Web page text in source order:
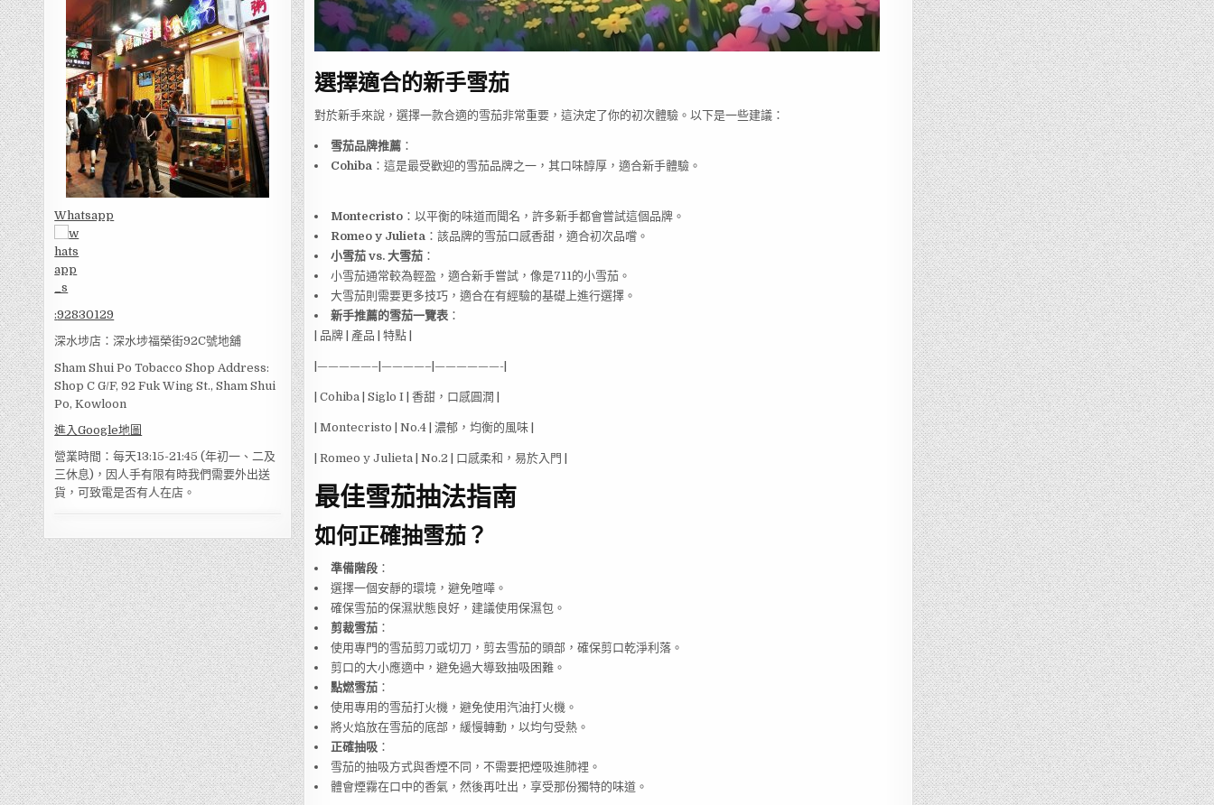
Whatsapp
:92830129
深水埗店：深水埗福榮街92C號地舖
Sham Shui Po Tobacco Shop Address:
Shop C G/F, 92 Fuk Wing St., Sham Shui
Po, Kowloon
進入Google地圖
營業時間：每天13:15-21:45 (年初一、二及
三休息)，因人手有限有時我們需要外出送
貨，可致電是否有人在店。
選擇適合的新手雪茄
對於新手來說，選擇一款合適的雪茄非常重要，這決定了你的初次體驗。以下是一些建議：
雪茄品牌推薦：
Cohiba ：這是最受歡迎的雪茄品牌之一，其口味醇厚，適合新手體驗。
Montecristo：以平衡的味道而聞名，許多新手都會嘗試這個品牌。
Romeo y Julieta ：該品牌的雪茄口感香甜，適合初次品嚐。
小雪茄 vs. 大雪茄：
小雪茄通常較為輕盈，適合新手嘗試，像是711的小雪茄。
大雪茄則需要更多技巧，適合在有經驗的基礎上進行選擇。
新手推薦的雪茄一覽表：
| 品牌 | 產品 | 特點 |
|—————–|————–|——————-|
| Cohiba | Siglo I | 香甜，口感圓潤 |
| Montecristo | No.4 | 濃郁，均衡的風味 |
| Romeo y Julieta | No.2 | 口感柔和，易於入門 |
最佳雪茄抽法指南
如何正確抽雪茄？
準備階段：
選擇一個安靜的環境，避免喧嘩。
確保雪茄的保濕狀態良好，建議使用保濕包。
剪裁雪茄：
使用專門的雪茄剪刀或切刀，剪去雪茄的頭部，確保剪口乾淨利落。
剪口的大小應適中，避免過大導致抽吸困難。
點燃雪茄：
使用專用的雪茄打火機，避免使用汽油打火機。
將火焰放在雪茄的底部，緩慢轉動，以均勻受熱。
正確抽吸：
雪茄的抽吸方式與香煙不同，不需要把煙吸進肺裡。
體會煙霧在口中的香氣，然後再吐出，享受那份獨特的味道。